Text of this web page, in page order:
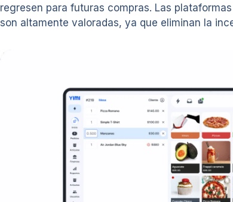
regresen para futuras compras. Las
son altamente valoradas, ya que eliminan la